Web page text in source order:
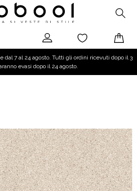
dal 7 al 24 agosto. Tutti gli ordini ricevuti dopo il 3
evasi dopo il 24 agosto.